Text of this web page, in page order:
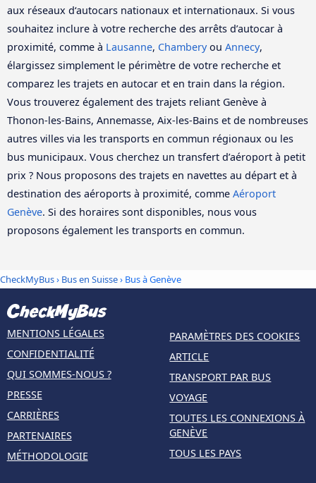
aux réseaux d‘autocars nationaux et internationaux. Si vous
souhaitez inclure à votre recherche des arrêts d’autocar à
proximité, comme à Lausanne, Chamberyou Annecy,
élargissez simplement le périmètre de votre recherche et
comparez les trajets en autocar et en train dans la région.
Vous trouverez également des trajets reliant Genève à
Thonon-les-Bains, Annemasse, Aix-les-Bains et de nombreuses
autres villes via les transports en commun régionaux ou les
bus municipaux. Vous cherchez un transfert d’aéroport à petit
prix ? Nous proposons des trajets en navettes au départ et à
destination des aéroports à proximité, comme Aéroport
Genève. Si des horaires sont disponibles, nous vous
proposons également les transports en commun.
CheckMyBus› Bus en Suisse› Bus à Genève
MENTIONS LÉGALES
CONFIDENTIALITÉ
QUI SOMMES-NOUS ?
PRESSE
CARRIÈRES
PARTENAIRES
MÉTHODOLOGIE
PARAMÈTRES DES COOKIES
ARTICLE
TRANSPORT PAR BUS
VOYAGE
TOUTES LES CONNEXIONS À
GENÈVE
TOUS LES PAYS